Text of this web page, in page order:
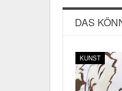
DAS
KUNST